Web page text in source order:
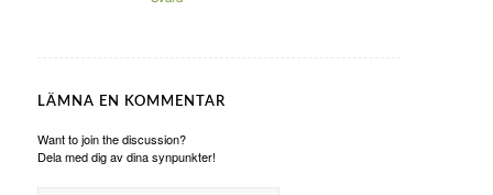
LÄMNA EN KOMMENTAR
Want to join the discussion?
Dela med dig av dina synpunkter!